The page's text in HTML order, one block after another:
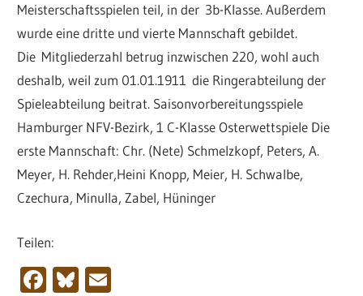
Meisterschaftsspielen teil, in der 3b-Klasse. Außerdem
wurde eine dritte und vierte Mannschaft gebildet.
Die Mitgliederzahl betrug inzwischen 220, wohl auch
deshalb, weil zum 01.01.1911 die Ringerabteilung der
Spieleabteilung beitrat. Saisonvorbereitungsspiele
Hamburger NFV-Bezirk, 1 C-Klasse Osterwettspiele Die
erste Mannschaft: Chr. (Nete) Schmelzkopf, Peters, A.
Meyer, H. Rehder,Heini Knopp, Meier, H. Schwalbe,
Czechura, Minulla, Zabel, Hüninger
Teilen:
Facebook
Bluesky